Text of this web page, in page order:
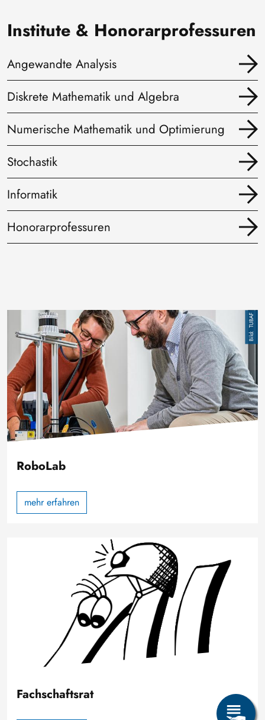
Institute & Honorarprofessuren
Angewandte Analysis
Diskrete Mathematik und Algebra
Numerische Mathematik und Optimierung
Stochastik
Informatik
Honorarprofessuren
TUBAF
RoboLab
mehr erfahren
Fachschaftsrat